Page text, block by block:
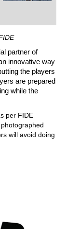
partner of
innovative way
the players
are prepared
while the
per FIDE
will avoid doing